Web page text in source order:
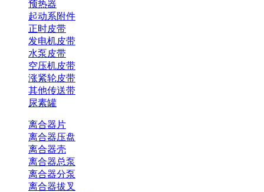
预热器
起动系附件
正时皮带
发电机皮带
水泵皮带
空压机皮带
涨紧轮皮带
其他传送带
尿素罐
离合器片
离合器压盘
离合器壳
离合器总泵
离合器分泵
离合器拔叉